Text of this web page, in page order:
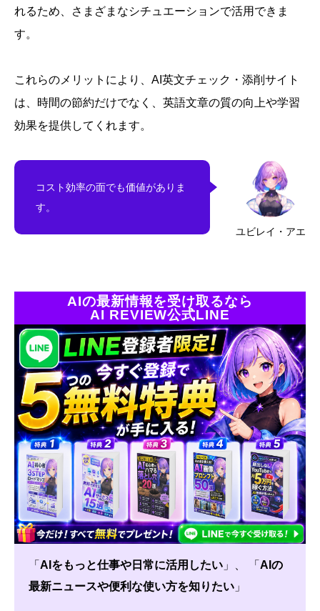
れるため、さまざまなシチュエーションで活用できま
す。
これらのメリットにより、AI英文チェック・添削サイト
は、時間の節約だけでなく、英語文章の質の向上や学習
効果を提供してくれます。
ユビレイ・アエ
コスト効率の面でも価値がありま
す。
AIの最新情報を受け取るなら
AI REVIEW公式LINE
「 AIをもっと仕事や日常に活用したい 」、 「 AIの
最新ニュースや便利な使い方を知りたい 」